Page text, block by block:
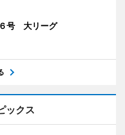
号 大リーグ
ックス